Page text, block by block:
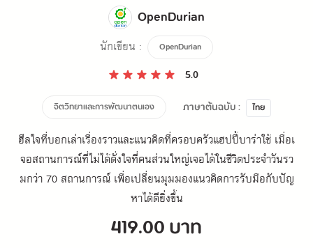
OpenDurian
นักเขียน : OpenDurian
5.0
จิตวิทยาและการพัฒนาตนเอง ภาษาต้นฉบับ : ไทย
ฮีลใจที่บอกเล่าเรื่องราวและแนวคิดที่ครอบครัวแฮปปี้บาร่าใช้ เมื่อเ
จอสถานการณ์ที่ไม่ได้ดั่งใจที่คนส่วนใหญ่เจอได้ในชีวิตประจำวันรว
มกว่า 70 สถานการณ์ เพื่อเปลี่ยนมุมมองแนวคิดการรับมือกับปัญ
หาได้ดียิ่งขึ้น
419.00 บาท